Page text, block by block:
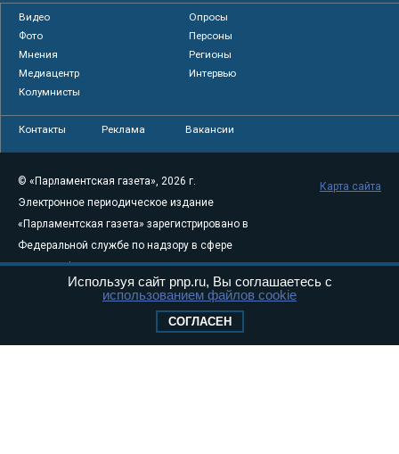
Видео
Опросы
Фото
Персоны
Мнения
Регионы
Медиацентр
Интервью
Колумнисты
Контакты Реклама Вакансии
© «Парламентская газета», 2026 г.
Электронное периодическое издание
«Парламентская газета» зарегистрировано в
Федеральной службе по надзору в сфере
связи, информационных технологий и
массовых коммуникаций (Роскомнадзор) 05
Свидетельство о регистрации Эл № ФС77-
Карта сайта
Используя сайт pnp.ru, Вы соглашаетесь с
использованием файлов cookie
СОГЛАСЕН